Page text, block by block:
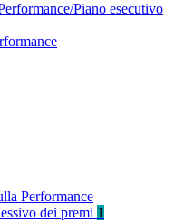
Piano esecutivo
Performance
dei premi 1